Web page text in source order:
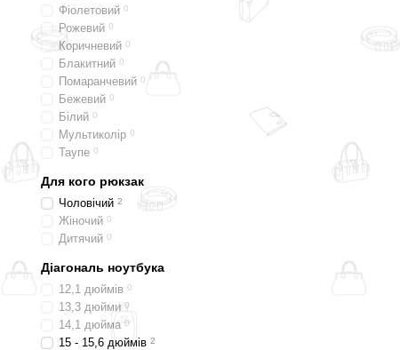
Фіолетовий 0
Рожевий 0
Коричневий 0
Блакитний 0
Помаранчевий 0
Бежевий 0
Білий 0
Мультиколір 0
Таупе 0
Для кого рюкзак
Чоловічий 2
Жіночий 0
Дитячий 0
Діагональ ноутбука
12,1 дюймів 0
13,3 дюйми 0
14,1 дюйма 0
15 - 15,6 дюймів 2